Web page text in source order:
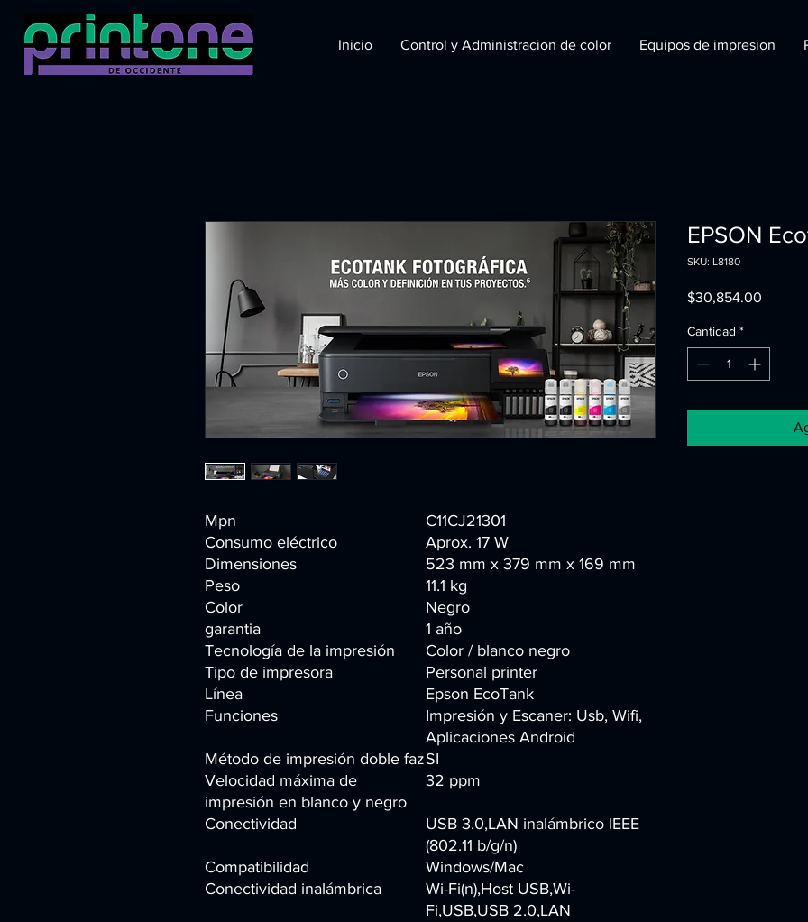
Inicio Control y Administracion de color Equipos de impresion
Mpn
C11CJ21301
Consumo eléctrico
Aprox. 17 W
Dimensiones
523 mm x 379 mm x 169 mm
Peso
11.1 kg
Color
Negro
garantia
1 año
Tecnología de la impresión
Color / blanco negro
Tipo de impresora
Personal printer
Línea
Epson EcoTank
Funciones
Impresión y Escaner: Usb, Wifi,
Aplicaciones Android
Método de impresión doble fazSI
Velocidad máxima de
impresión en blanco y negro
32 ppm
Conectividad
USB 3.0,LAN inalámbrico IEEE
(802.11 b/g/n)
Compatibilidad
Windows/Mac
Conectividad inalámbrica
Wi-Fi(n),Host USB,Wi-
Fi,USB,USB 2.0,LAN
EPSON
SKU: L8180
$30,854.00
Cantidad *